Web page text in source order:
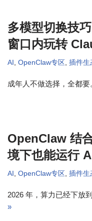
多模型切换技
窗口内玩转
AI , OpenClaw专区 , 插件生
成年人不做选择，全都
OpenClaw 结
境下也能运行
AI , OpenClaw专区 , 插件生
2026 年，算力已经下放
»